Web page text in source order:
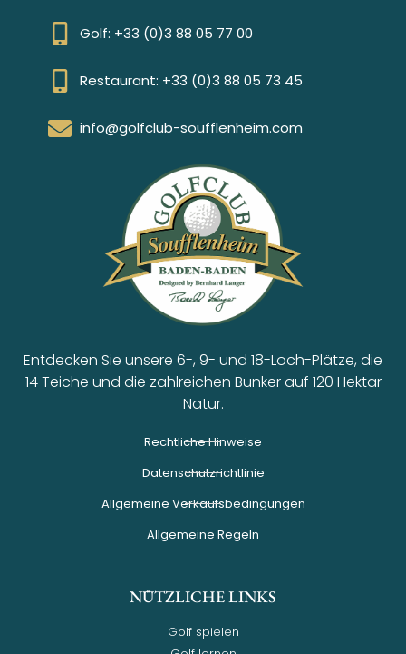
Golf: +33 (0)3 88 05 77 00
Restaurant: +33 (0)3 88 05 73 45
info@golfclub-soufflenheim.com
Entdecken Sie unsere 6-, 9- und 18-Loch-Plätze, die
14 Teiche und die zahlreichen Bunker auf 120 Hektar
Natur.
Rechtliche Hinweise
Datenschutzrichtlinie
Allgemeine Verkaufsbedingungen
Allgemeine Regeln
NÜTZLICHE LINKS
Golf spielen